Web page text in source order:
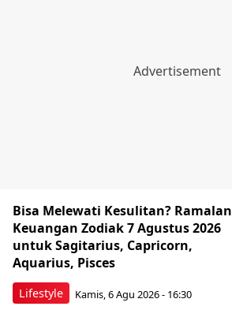
Lifestyle
Bisa Melewati Kesulitan? Ramalan
Keuangan Zodiak 7 Agustus 2026
untuk Sagitarius, Capricorn,
Aquarius, Pisces
Kamis, 6 Agu 2026 - 16:30